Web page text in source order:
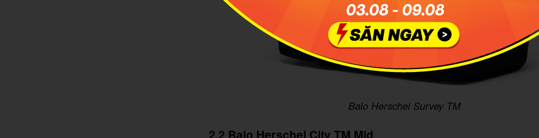
Balo Herschel Survey TM
2.2 Balo Herschel City TM Mid